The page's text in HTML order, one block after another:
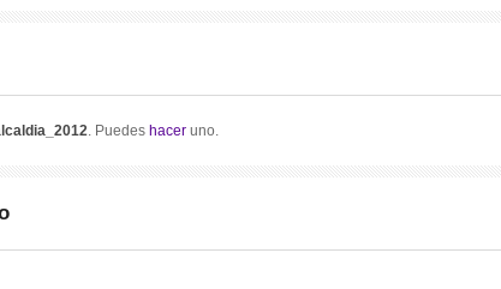
. Puedes hacer uno.